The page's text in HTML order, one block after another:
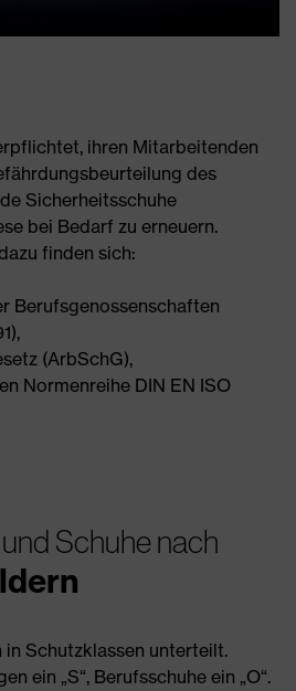
ihren Mitarbeitenden
des
Sicherheitsschuhe
bei Bedarf zu erneuern.
finden sich:
Berufsgenossenschaften
(ArbSchG),
Normenreihe DIN EN ISO
Schuhe nach
Schutzklassen unterteilt.
ein „S“, Berufsschuhe ein „O“.